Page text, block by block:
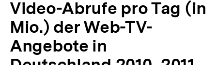
Deutschland
2010–
2011
Medienpolitik
Video-Abrufe pro Tag (in
Mio.) der Web-TV-
Angebote in